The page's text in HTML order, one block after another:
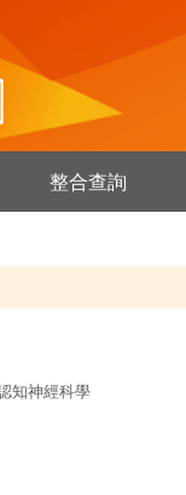
整合查詢
知神經科學